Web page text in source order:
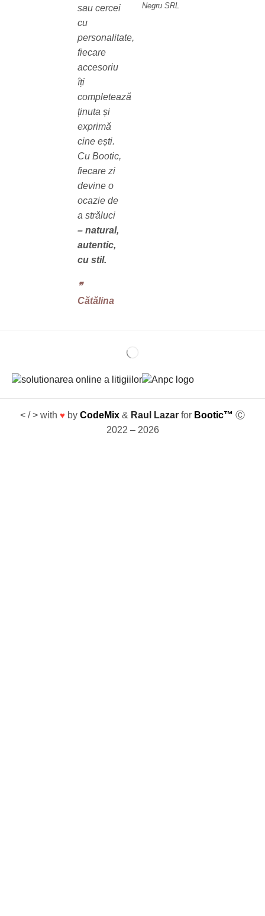
sau cercei
cu
personalitate,
fiecare
accesoriu
îți
completează
ținuta și
exprimă
cine ești.
Cu Bootic,
fiecare zi
devine o
ocazie de
a străluci
– natural,
autentic,
cu stil.
❞‬
Cătălina
Negru SRL
< / > with ♥ by CodeMix & Raul Lazar for Bootic™ Ⓒ
2022 – 2026